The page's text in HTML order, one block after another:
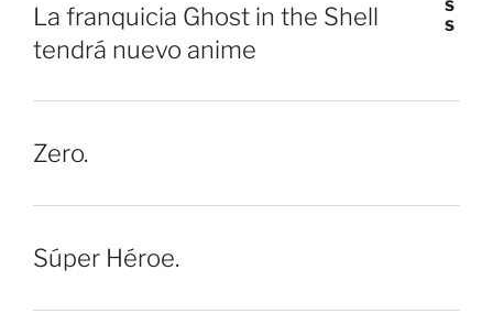
La franquicia Ghost in the Shell
tendrá nuevo anime
Zero.
Súper Héroe.